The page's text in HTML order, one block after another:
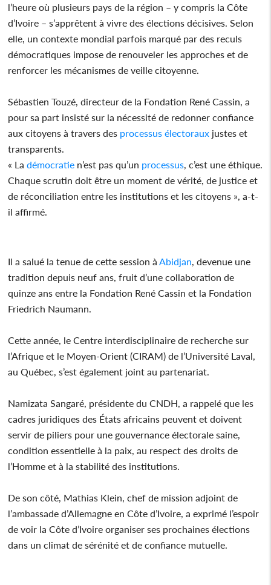
l’heure où plusieurs pays de la région – y compris la Côte
d’Ivoire – s’apprêtent à vivre des élections décisives. Selon
elle, un contexte mondial parfois marqué par des reculs
démocratiques impose de renouveler les approches et de
renforcer les mécanismes de veille citoyenne.
Sébastien Touzé, directeur de la Fondation René Cassin, a
pour sa part insisté sur la nécessité de redonner confiance
aux citoyens à travers des processus électoraux justes et
transparents.
« La démocratie n’est pas qu’un processus , c’est une éthique.
Chaque scrutin doit être un moment de vérité, de justice et
de réconciliation entre les institutions et les citoyens », a-t-
il affirmé.
Il a salué la tenue de cette session à Abidjan , devenue une
tradition depuis neuf ans, fruit d’une collaboration de
quinze ans entre la Fondation René Cassin et la Fondation
Friedrich Naumann.
Cette année, le Centre interdisciplinaire de recherche sur
l’Afrique et le Moyen-Orient (CIRAM) de l’Université Laval,
au Québec, s’est également joint au partenariat.
Namizata Sangaré, présidente du CNDH, a rappelé que les
cadres juridiques des États africains peuvent et doivent
servir de piliers pour une gouvernance électorale saine,
condition essentielle à la paix, au respect des droits de
l’Homme et à la stabilité des institutions.
De son côté, Mathias Klein, chef de mission adjoint de
l’ambassade d’Allemagne en Côte d’Ivoire, a exprimé l’espoir
de voir la Côte d’Ivoire organiser ses prochaines élections
dans un climat de sérénité et de confiance mutuelle.